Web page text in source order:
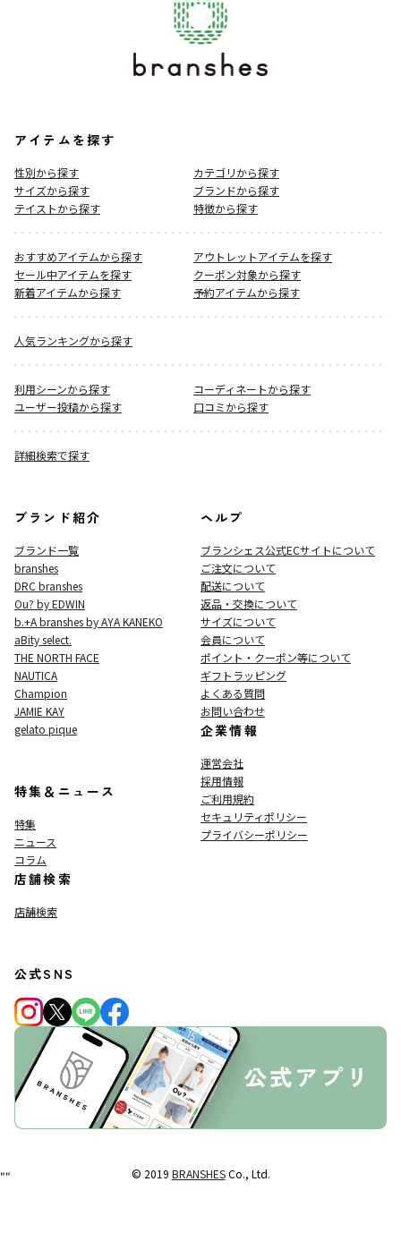
アイテムを探す
性別から探す
カテゴリから探す
サイズから探す
ブランドから探す
テイストから探す
特徴から探す
おすすめアイテムから探す
アウトレットアイテムを探す
セール中アイテムを探す
クーポン対象から探す
新着アイテムから探す
予約アイテムから探す
人気ランキングから探す
利用シーンから探す
コーディネートから探す
ユーザー投稿から探す
口コミから探す
詳細検索で探す
ブランド紹介
ブランド一覧
branshes
DRC branshes
Ou? by EDWIN
b.+A branshes by AYA KANEKO
aBity select.
THE NORTH FACE
NAUTICA
Champion
JAMIE KAY
gelato pique
特集＆ニュース
特集
ニュース
コラム
店舗検索
店舗検索
ヘルプ
ブランシェス公式ECサイトについて
ご注文について
配送について
返品・交換について
サイズについて
会員について
ポイント・クーポン等について
ギフトラッピング
よくある質問
お問い合わせ
企業情報
運営会社
採用情報
ご利用規約
セキュリティポリシー
プライバシーポリシー
公式SNS
© 2019 BRANSHESCo., Ltd.
""